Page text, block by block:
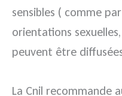
sensibles ( comme
orientations
peuvent être
La Cnil recommande